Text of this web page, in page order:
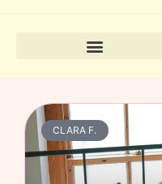
CLARA F.